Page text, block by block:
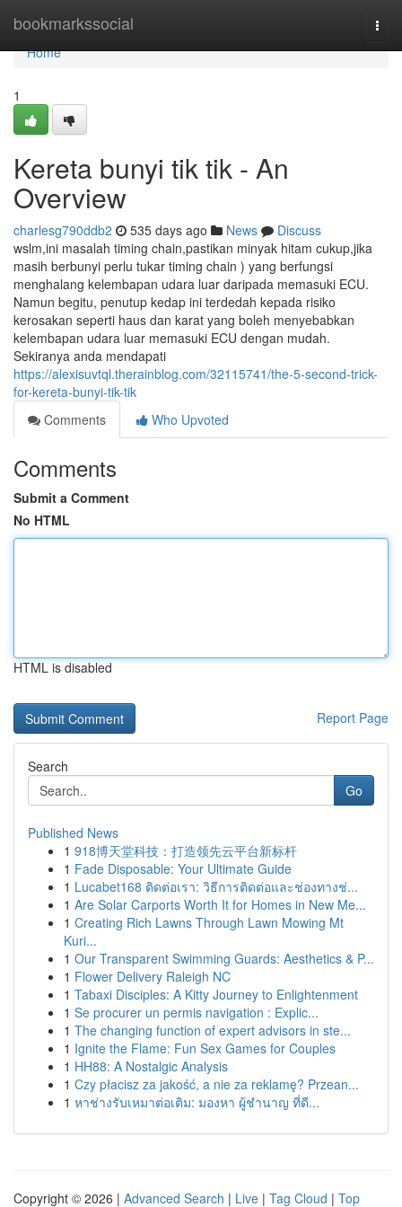
bookmarkssocial
Home
Home
1
Kereta bunyi tik tik - An
Overview
charlesg790ddb2 535 days ago News
Discuss
wslm,ini masalah timing chain,pastikan minyak hitam cukup,jika
masih berbunyi perlu tukar timing chain ) yang berfungsi
menghalang kelembapan udara luar daripada memasuki ECU.
Namun begitu, penutup kedap ini terdedah kepada risiko
kerosakan seperti haus dan karat yang boleh menyebabkan
kelembapan udara luar memasuki ECU dengan mudah.
Sekiranya anda mendapati
https://alexisuvtql.therainblog.com/32115741/the-5-second-trick-
for-kereta-bunyi-tik-tik
Comments
Who Upvoted
Comments
Submit a Comment
No HTML
HTML is disabled
Report Page
Search
Go
Published News
1 918博天堂科技：打造领先云平台新标杆
1 Fade Disposable: Your Ultimate Guide
1 Lucabet168 ติดต่อเรา: วิธีการติดต่อและช่องทางช่...
1 Are Solar Carports Worth It for Homes in New Me...
1 Creating Rich Lawns Through Lawn Mowing Mt
Kuri...
1 Our Transparent Swimming Guards: Aesthetics & P...
1 Flower Delivery Raleigh NC
1 Tabaxi Disciples: A Kitty Journey to Enlightenment
1 Se procurer un permis navigation : Explic...
1 The changing function of expert advisors in ste...
1 Ignite the Flame: Fun Sex Games for Couples
1 HH88: A Nostalgic Analysis
1 Czy płacisz za jakość, a nie za reklamę? Przean...
1 หาช่างรับเหมาต่อเติม: มองหา ผู้ชำนาญ ที่ดี...
Copyright © 2026 | Advanced Search | Live | Tag Cloud | Top